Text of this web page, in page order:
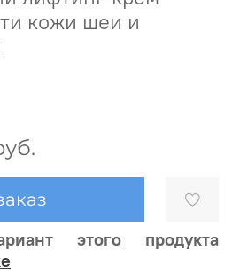
кожи шеи и
этого продукта